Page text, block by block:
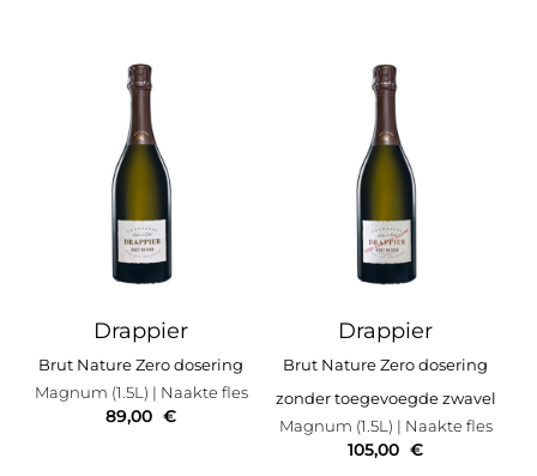
Drappier
Brut Nature Zero dosering
Magnum (1.5L) | Naakte fles
89,00 €
Drappier
Brut Nature Zero dosering
zonder toegevoegde zwavel
Magnum (1.5L) | Naakte fles
105,00 €